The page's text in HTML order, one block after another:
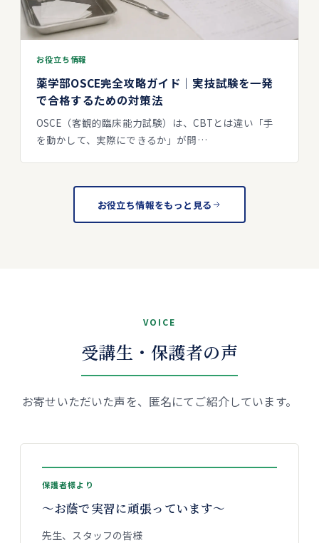
お役立ち情報
薬学部OSCE完全攻略ガイド｜実技試験を一発
で合格するための対策法
OSCE（客観的臨床能力試験）は、CBTとは違い「手
を動かして、実際にできるか」が問…
お役立ち情報をもっと見る
VOICE
受講生・保護者の声
お寄せいただいた声を、匿名にてご紹介しています。
保護者様より
〜お蔭で実習に頑張っています〜
先生、スタッフの皆様